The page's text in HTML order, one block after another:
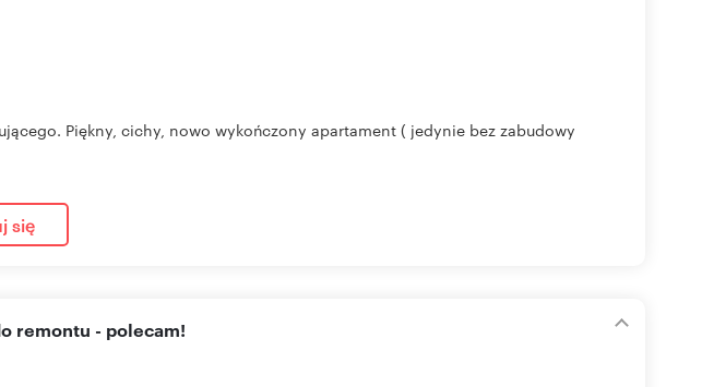
Piękny, cichy, nowo wykończony apartament ( jedynie bez zabudowy
się
remontu - polecam!